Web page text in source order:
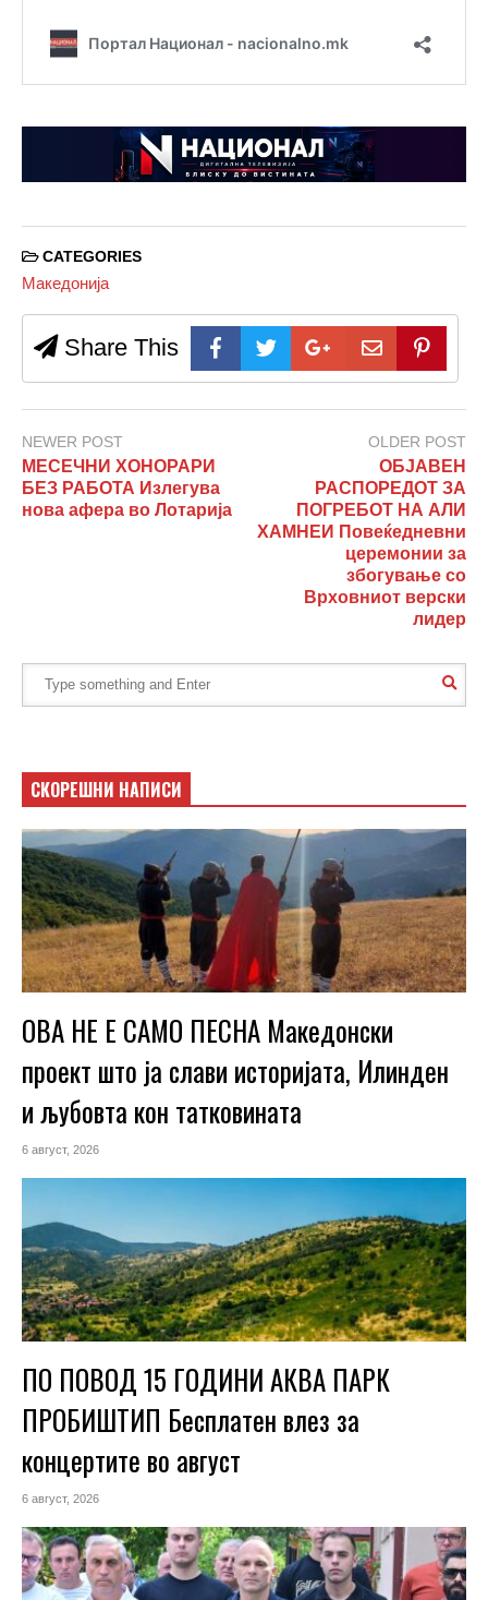
CATEGORIES
Македонија
Share This
NEWER POST
МЕСЕЧНИ ХОНОРАРИ
БЕЗ РАБОТА Излегува
нова афера во Лотарија
OLDER POST
ОБЈАВЕН
РАСПОРЕДОТ ЗА
ПОГРЕБОТ НА АЛИ
ХАМНЕИ Повеќедневни
церемонии за
збогување со
Врховниот верски
лидер
СКОРЕШНИ НАПИСИ
ОВА НЕ Е САМО ПЕСНА Македонски
проект што ја слави историјата, Илинден
и љубовта кон татковината
6 август, 2026
ПО ПОВОД 15 ГОДИНИ АКВА ПАРК
ПРОБИШТИП Бесплатен влез за
концертите во август
6 август, 2026